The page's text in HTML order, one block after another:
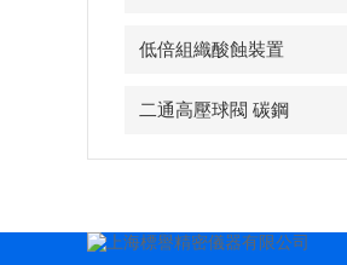
低倍組織酸蝕裝置
二通高壓球閥 碳鋼